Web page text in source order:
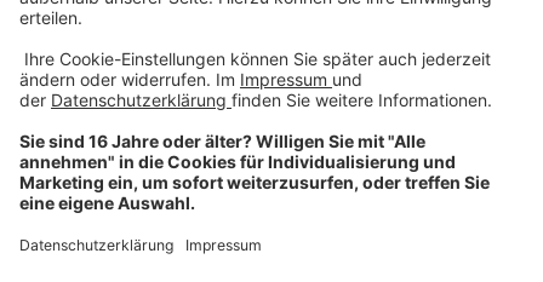
Über uns
Dehner Unternehmen
Jobs bei Dehner